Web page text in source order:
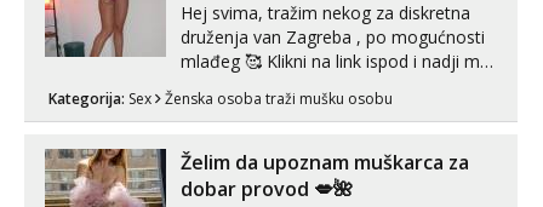
Hej svima, tražim nekog za diskretna
druženja van Zagreba , po mogućnosti
mlađeg 🥰 Klikni na link ispod i nadji me
Kategorija: Sex Ženska osoba traži mušku osobu
Želim da upoznam muškarca za
dobar provod 💋🌺